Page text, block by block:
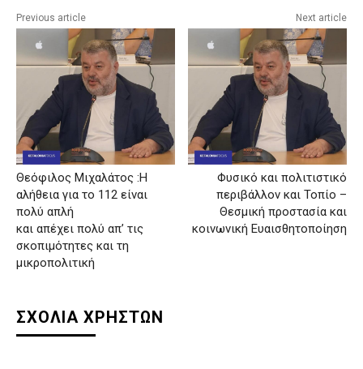
Previous article
Θεόφιλος Μιχαλάτος :Η
αλήθεια για το 112 είναι
πολύ απλή
και απέχει πολύ απ’ τις
σκοπιμότητες και τη
μικροπολιτική
Next article
Φυσικό και πολιτιστικό
περιβάλλον και Τοπίο –
Θεσμική προστασία και
κοινωνική Ευαισθητοποίηση
ΣΧΟΛΙΑ ΧΡΗΣΤΩΝ